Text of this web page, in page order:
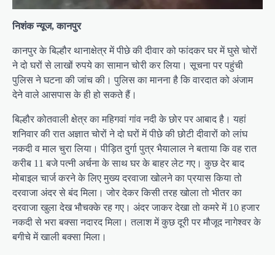
निशंक न्यूज, कानपुर
कानपुर के बिल्हौर थानाक्षेत्र में पीछे की दीवार को फांदकर घर में घुसे चोरों
ने दो घरों से लाखों रुपये का सामान चोरी कर लिया। सूचना पर पहुंची
पुलिस ने घटना की जांच की। पुलिस का मानना है कि वारदात को अंजाम
देने वाले आसपास के ही हो सकते हैं।
बिल्हौर कोतवाली क्षेत्र का महिगवां गांव नदी के छोर पर आबाद है। यहां
शनिवार की रात अज्ञात चोरों ने दो घरों में पीछे की छोटी दीवारों को लांघ
नकदी व माल चुरा लिया। पीड़ित दुर्गा पुत्र भैयालाल ने बताया कि वह रात
करीब 11 बजे पत्नी अर्चना के साथ घर के बाहर लेट गए। कुछ देर बाद
मोबाइल चार्ज करने के लिए मुख्य दरवाजा खोलने का प्रयास किया तो
दरवाजा अंदर से बंद मिला। जोर देकर किसी तरह खोला तो भीतर का
दरवाजा खुला देख भौचक्के रह गए। अंदर जाकर देखा तो कमरे में 10 हजार
नकदी से भरा बक्सा नदारद मिला। तलाश में कुछ दूरी पर मौजूद नागेश्वर के
बगीचे में खाली बक्सा मिला।